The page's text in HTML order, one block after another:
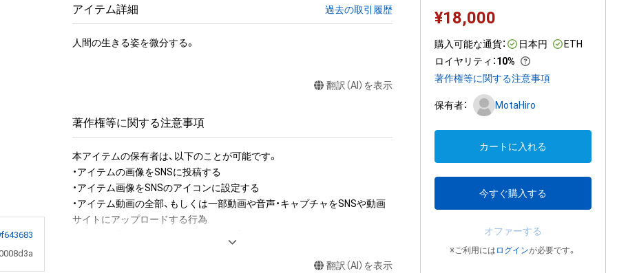
アイテム詳細 過去の取引履歴
人間の生きる姿を微分する。
翻訳（AI）を表示
著作権等に関する注意事項
本アイテムの保有者は、以下のことが可能です。
・アイテムの画像をSNSに投稿する
・アイテム画像をSNSのアイコンに設定する
・アイテム動画の全部、もしくは一部動画や音声・キャプチャをSNSや動画
サイトにアップロードする行為
・アイテムの画像を使用してメッセージカードを制作し友達に送る 翻訳（AI）を表示
¥18,000
購入可能な通貨： 日本円
ETH
ロイヤリティ ：10%
著作権等に関する注意事項
保有者： MotaHiro
カートに入れる
今すぐ購入する
オファーする
※ご利用には ログインが必要です。